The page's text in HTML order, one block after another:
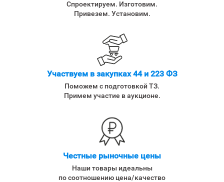
Спроектируем. Изготовим.
Привезем. Установим.
Участвуем в закупках 44 и 223 ФЗ
Поможем с подготовкой ТЗ.
Примем участие в аукционе.
Честные рыночные цены
Наши товары идеальны
по соотношению цена/качество